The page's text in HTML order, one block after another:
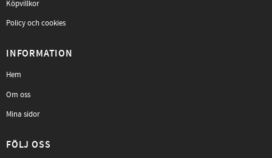
Köpvillkor
Policy och cookies
INFORMATION
Hem
Om oss
Mina sidor
FÖLJ OSS